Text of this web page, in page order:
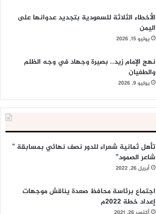
الأخطاء الثلاثة للسعودية بتجديد عدوانها على
اليمن
يوليو 15, 2026
نهج الإمام زيد.. بصيرة وجهاد في وجه الظلم
والطغيان
يوليو 9, 2026
تأهل ثمانية شعراء للدور نصف نهائي بمسابقة ”
شاعر الصمود”
أبريل 26, 2022
اجتماع برئاسة محافظ صعدة يناقش موجهات
إعداد خطة 2022م